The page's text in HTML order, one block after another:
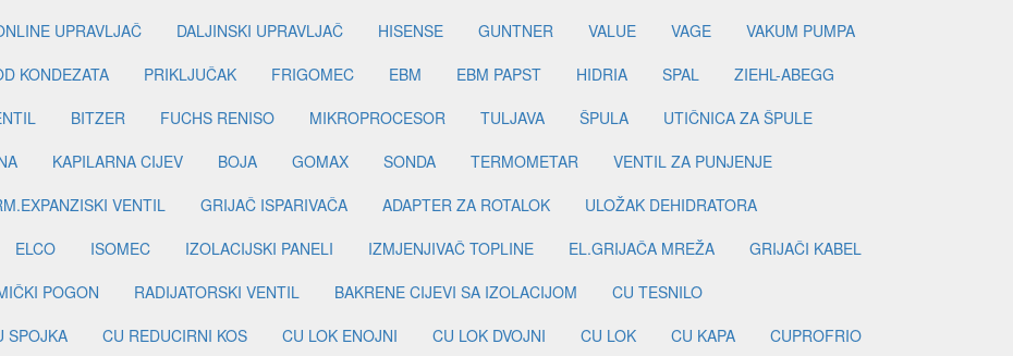
UPRAVLJAČ DALJINSKI UPRAVLJAČ HISENSE GUNTNER VALUE VAGE
VAKUM PUMPA
KONDEZATA PRIKLJUČAK FRIGOMEC EBM EBM PAPST HIDRIA SPAL
ZIEHL-ABEGG
BITZER FUCHS RENISO MIKROPROCESOR TULJAVA ŠPULA
UTIČNICA ZA ŠPULE
KAPILARNA CIJEV BOJA GOMAX SONDA TERMOMETAR
VENTIL ZA PUNJENJE
VENTIL GRIJAČ ISPARIVAČA ADAPTER ZA ROTALOK
ULOŽAK DEHIDRATORA
ELCO ISOMEC IZOLACIJSKI PANELI IZMJENJIVAČ TOPLINE EL.GRIJAČA MREŽA
GRIJAČI KABEL
POGON RADIJATORSKI VENTIL BAKRENE CIJEVI SA IZOLACIJOM
CU TESNILO
SPOJKA CU REDUCIRNI KOS CU LOK ENOJNI CU LOK DVOJNI CU LOK CU KAPA
CUPROFRIO